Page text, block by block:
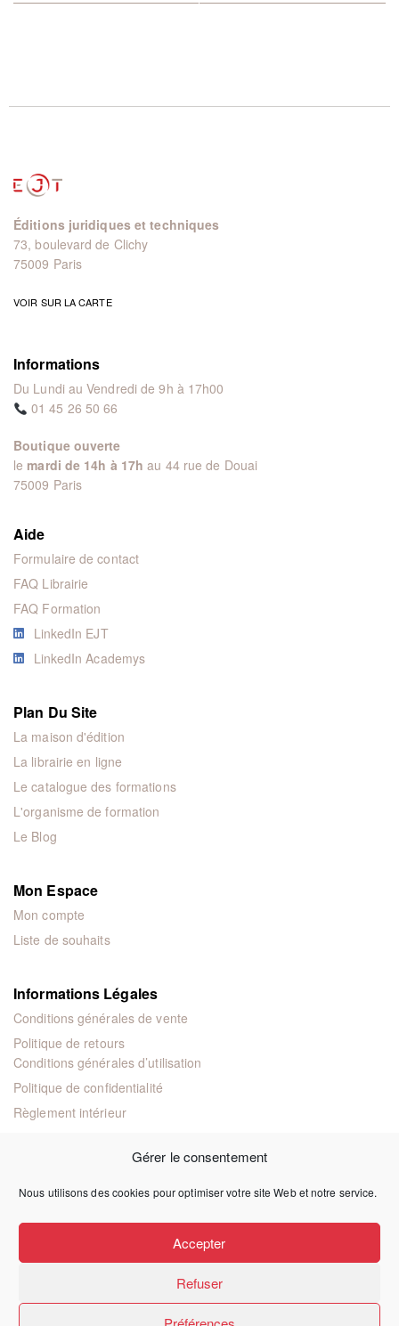
Gérer le consentement
Nous utilisons des cookies pour optimiser votre site Web et notre service.
Accepter
Refuser
Éditions juridiques et techniques
73, boulevard de Clichy
75009 Paris
VOIR SUR LA CARTE
Informations
Du Lundi au Vendredi de 9h à 17h00
01 45 26 50 66
Boutique ouverte
le mardi de 14h à 17h au 44 rue de Douai
75009 Paris
Aide
Formulaire de contact
FAQ Librairie
FAQ Formation
LinkedIn EJT
LinkedIn Academys
Plan Du Site
La maison d'édition
La librairie en ligne
Le catalogue des formations
L'organisme de formation
Le Blog
Mon Espace
Mon compte
Liste de souhaits
Informations Légales
Conditions générales de vente
Politique de retours
Conditions générales d’utilisation
Politique de confidentialité
Règlement intérieur
© 2024 Éditions juridiques et techniques